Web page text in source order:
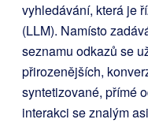
vyhledávání, která je
(LLM). Namísto
seznamu odkazů se
přirozenějších,
syntetizované, přímé
interakci se znalým